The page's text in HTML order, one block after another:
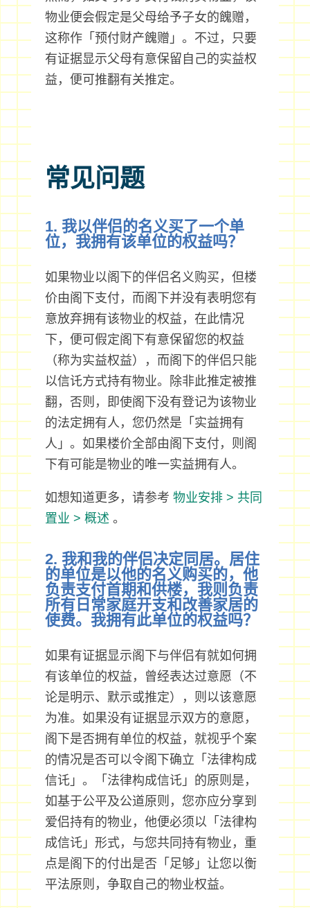
物业便会假定是父母给予子女的餽赠，
这称作「预付财产餽赠」。不过，只要
有证据显示父母有意保留自己的实益权
益，便可推翻有关推定。
常见问题
1. 我以伴侣的名义买了一个单
位，我拥有该单位的权益吗？
如果物业以阁下的伴侣名义购买，但楼
价由阁下支付，而阁下并没有表明您有
意放弃拥有该物业的权益，在此情况
下，便可假定阁下有意保留您的权益
（称为实益权益），而阁下的伴侣只能
以信讬方式持有物业。除非此推定被推
翻，否则，即使阁下没有登记为该物业
的法定拥有人，您仍然是「实益拥有
人」。如果楼价全部由阁下支付，则阁
下有可能是物业的唯一实益拥有人。
如想知道更多，请参考 物业安排 > 共同
置业 > 概述 。
2. 我和我的伴侣决定同居。居住
的单位是以他的名义购买的，他
负责支付首期和供楼，我则负责
所有日常家庭开支和改善家居的
使费。我拥有此单位的权益吗？
如果有证据显示阁下与伴侣有就如何拥
有该单位的权益，曾经表达过意愿（不
论是明示、默示或推定），则以该意愿
为准。如果没有证据显示双方的意愿，
阁下是否拥有单位的权益，就视乎个案
的情况是否可以令阁下确立「法律构成
信讬」。「法律构成信讬」的原则是，
如基于公平及公道原则，您亦应分享到
爱侣持有的物业，他便必须以「法律构
成信讬」形式，与您共同持有物业，重
点是阁下的付出是否「足够」让您以衡
平法原则，争取自己的物业权益。